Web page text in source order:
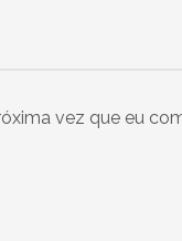
vez que eu